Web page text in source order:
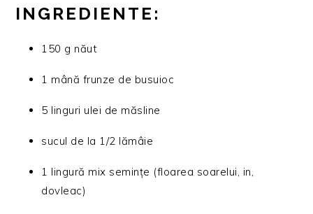
INGREDIENTE:
150 g năut
1 mână frunze de busuioc
5 linguri ulei de măsline
sucul de la 1/2 lămâie
1 lingură mix semințe (floarea soarelui, in,
dovleac)